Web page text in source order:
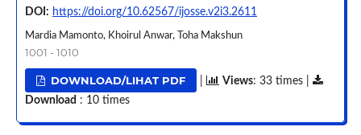
DOI: https://doi.org/10.62567/ijosse.v2i3.2611
Mardia Mamonto, Khoirul Anwar, Toha Makshun
1001 - 1010
DOWNLOAD/LIHAT PDF Views: 33 times |
Download : 10 times